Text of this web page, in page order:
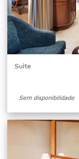
Suite
Sem disponibilidade